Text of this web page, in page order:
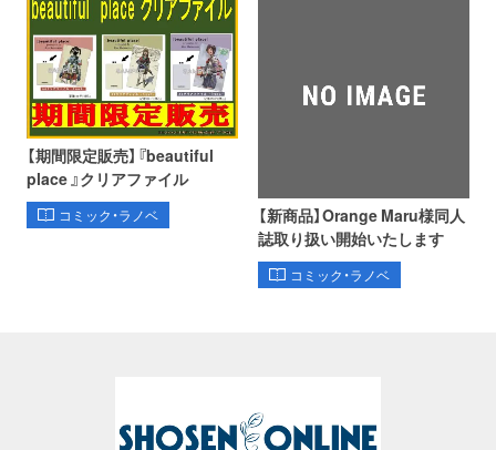
【期間限定販売】『beautiful
place 』クリアファイル
コミック・ラノベ
【新商品】Orange Maru様同人
誌取り扱い開始いたします
コミック・ラノベ